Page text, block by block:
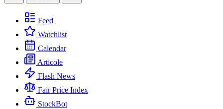
Feed
Watchlist
Calendar
Articole
Flash News
Fair Price Index
StockBot